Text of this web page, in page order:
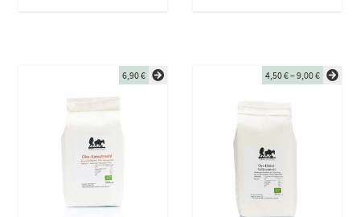
6,90€ 4,50€–9,00€